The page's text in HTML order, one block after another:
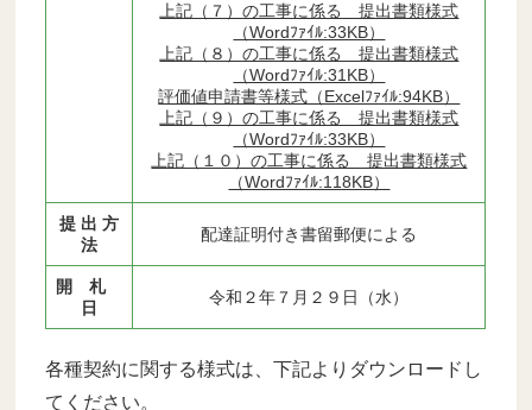
上記（７）の工事に係る 提出書類様式
（Wordﾌｧｲﾙ:33KB）
上記（８）の工事に係る 提出書類様式
（Wordﾌｧｲﾙ:31KB）
評価値申請書等様式（Excelﾌｧｲﾙ:94KB）
上記（９）の工事に係る 提出書類様式
（Wordﾌｧｲﾙ:33KB）
上記（１０）の工事に係る 提出書類様式
（Wordﾌｧｲﾙ:118KB）
提 出 方
法
配達証明付き書留郵便による
開 札
日
令和２年７月２９日（水）
各種契約に関する様式は、下記よりダウンロードし
てください。